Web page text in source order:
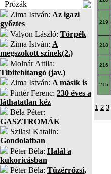
Prózák
Zima István: Az igazi
győztes
Valyon László: Törpék
Zima István: A
megszokott színek(2.)
Molnár Attila:
Tibitebitangó (jav.)
Zima István: A másik is
Pintér Ferenc: 230 éves a
láthatatlan kéz
Béla Péter:
GASZTROMÁK
Szilasi Katalin:
Gondolatban
Péter Béla: Halál a
kukoricásban
Péter Béla: Tüzérrózsi,
219
218
216
215
1 2 3